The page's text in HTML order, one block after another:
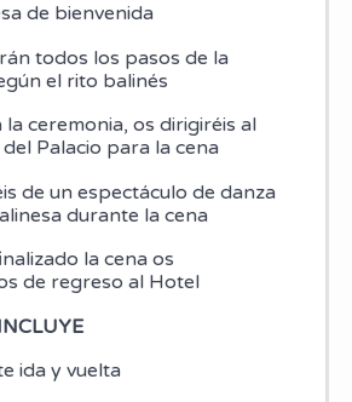
de bienvenida
todos los pasos de la
el rito balinés
ceremonia, os dirigiréis al
Palacio para la cena
de un espectáculo de danza
durante la cena
la cena os
de regreso al Hotel
ida y vuelta